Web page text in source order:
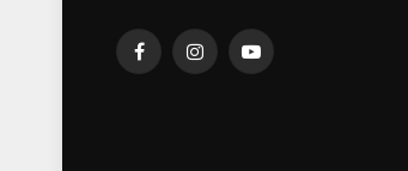
FacebookInstagramYouTube